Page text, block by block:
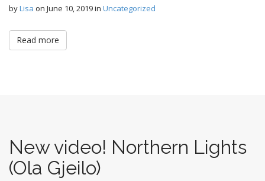
byLisa on June 10, 2019in Uncategorized
Read more
New video! Northern Lights
(Ola Gjeilo)